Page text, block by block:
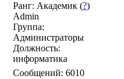
Ранг: Академик (?)
Admin
Группа:
Администраторы
Должность:
информатика
Сообщений: 6010